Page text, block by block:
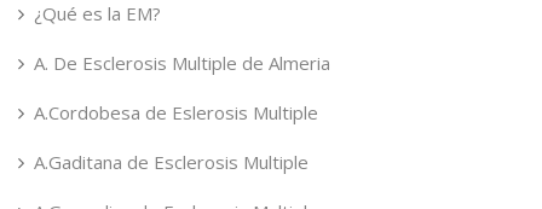
¿Qué es la EM?
A. De Esclerosis Multiple de Almeria
A.Cordobesa de Eslerosis Multiple
A.Gaditana de Esclerosis Multiple